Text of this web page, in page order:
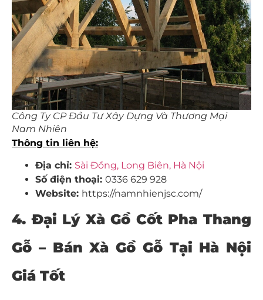
Công Ty CP Đầu Tư Xây Dựng Và Thương Mại
Nam Nhiên
Thông tin liên hệ:
Địa chỉ: Sài Đồng, Long Biên, Hà Nội
Số điện thoại: 0336 629 928
Website: https://namnhienjsc.com/
4. Đại Lý Xà Gồ Cốt Pha Thang
Gỗ – Bán Xà Gồ Gỗ Tại Hà Nội
Giá Tốt